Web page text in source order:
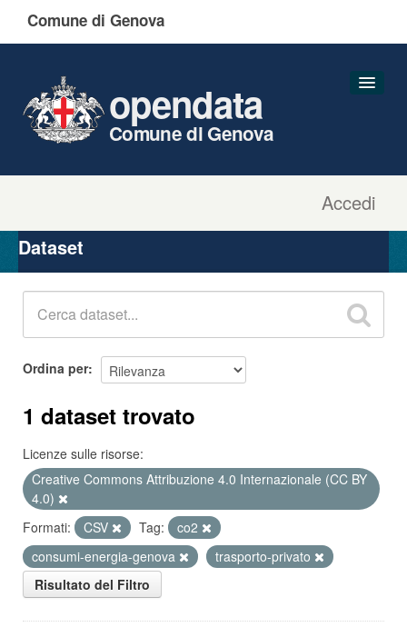
Comune di Genova
Accedi
opendata
Comune di Genova
Organizzazioni
Gruppi
Dataset
Ordina per
1 dataset trovato
Licenze sulle risorse:
Creative Commons Attribuzione 4.0 Internazionale (CC BY
4.0)
Formati:
CSV Tag:
co2
consumi-energia-genova
trasporto-privato
Risultato del Filtro